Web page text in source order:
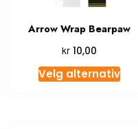
Arrow Wrap Bearpaw
kr10,00
Velg alternativ